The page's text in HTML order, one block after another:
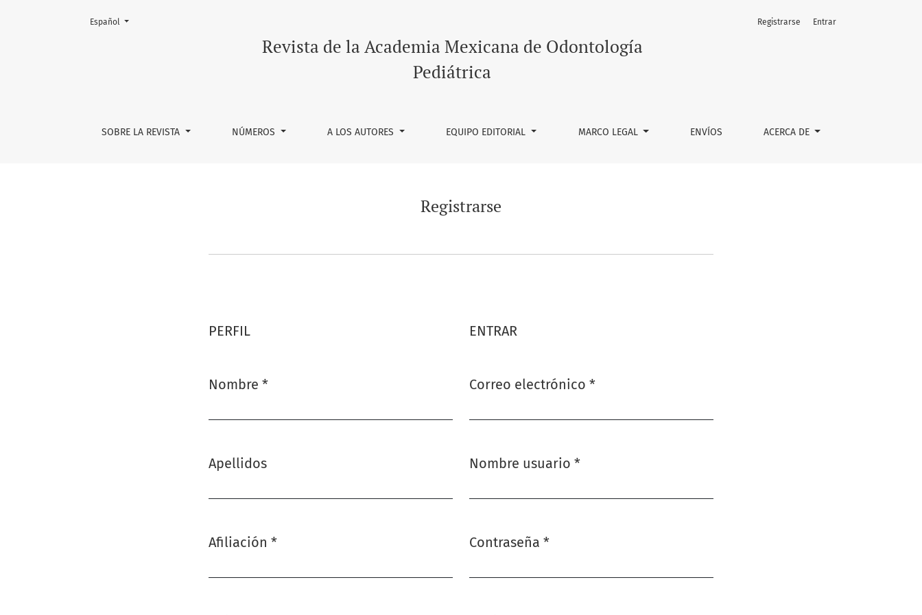
Registrarse
Revista de la Academia Mexicana de Odontología
Pediátrica
SOBRE LA REVISTA NÚMEROS A LOS AUTORES EQUIPO EDITORIAL MARCO LEGAL ENVÍOS ACERCA DE
Registrarse Entrar
Cambiar el idioma. El actual es:
Español
Registrarse
PERFIL
Nombre *
Apellidos
Afiliación *
ENTRAR
Correo electrónico *
Nombre usuario *
Contraseña *